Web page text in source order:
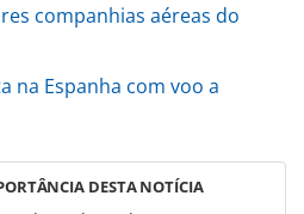
companhias aéreas do
na Espanha com voo a
DESTA NOTÍCIA